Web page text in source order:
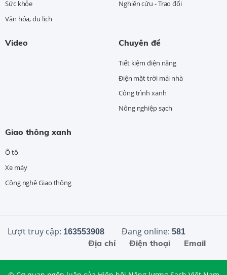
Sức khỏe
Văn hóa, du lịch
Nghiên cứu - Trao đổi
Video Chuyên đề
Tiết kiệm điện năng
Điện mặt trời mái nhà
Công trình xanh
Nông nghiệp sạch
Giao thông xanh
Ô tô
Xe máy
Công nghệ Giao thông
Lượt truy cập: 163553908 Đang online: 581
Email
Điện thoại
Địa chỉ